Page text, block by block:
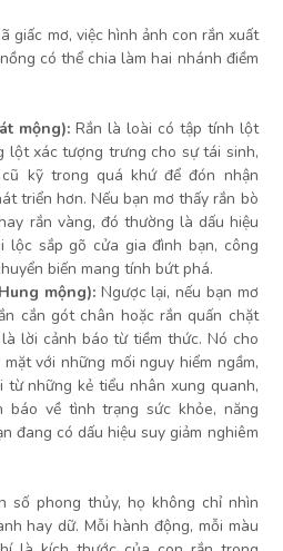
giấc mơ, việc hình ảnh con rắn xuất
có thể chia làm hai nhánh điềm
mộng): Rắn là loài có tập tính lột
lột xác tượng trưng cho sự tái sinh,
kỹ trong quá khứ để đón nhận
triển hơn. Nếu bạn mơ thấy rắn bò
rắn vàng, đó thường là dấu hiệu
lộc sắp gõ cửa gia đình bạn, công
biến mang tính bứt phá.
mộng): Ngược lại, nếu bạn mơ
cắn gót chân hoặc rắn quấn chặt
lời cảnh báo từ tiềm thức. Nó cho
với những mối nguy hiểm ngầm,
từ những kẻ tiểu nhân xung quanh,
báo về tình trạng sức khỏe, năng
đang có dấu hiệu suy giảm nghiêm
số phong thủy, họ không chỉ nhìn
hay dữ. Mỗi hành động, mỗi màu